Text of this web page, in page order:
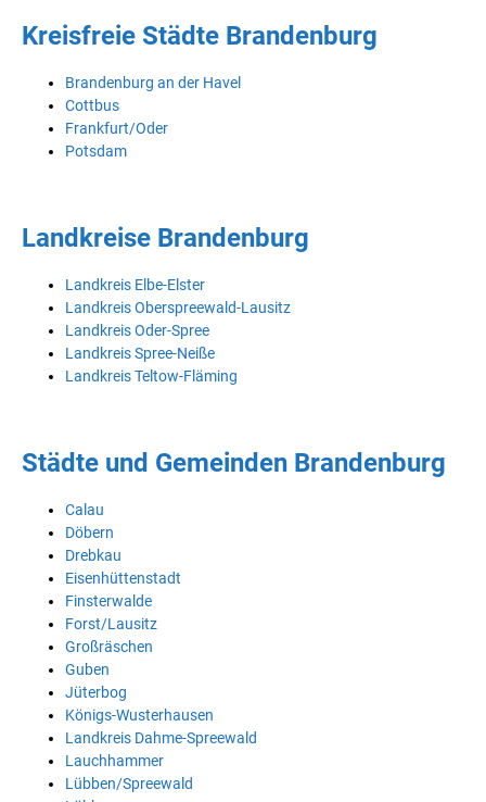
Kreisfreie Städte Brandenburg
Brandenburg an der Havel
Cottbus
Frankfurt/Oder
Potsdam
Landkreise Brandenburg
Landkreis Elbe-Elster
Landkreis Oberspreewald-Lausitz
Landkreis Oder-Spree
Landkreis Spree-Neiße
Landkreis Teltow-Fläming
Städte und Gemeinden Brandenburg
Calau
Döbern
Drebkau
Eisenhüttenstadt
Finsterwalde
Forst/Lausitz
Großräschen
Guben
Jüterbog
Königs-Wusterhausen
Landkreis Dahme-Spreewald
Lauchhammer
Lübben/Spreewald